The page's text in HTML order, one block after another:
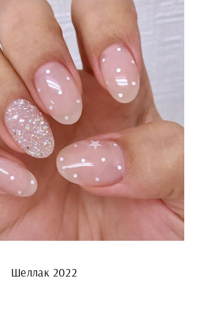
Шеллак 2022